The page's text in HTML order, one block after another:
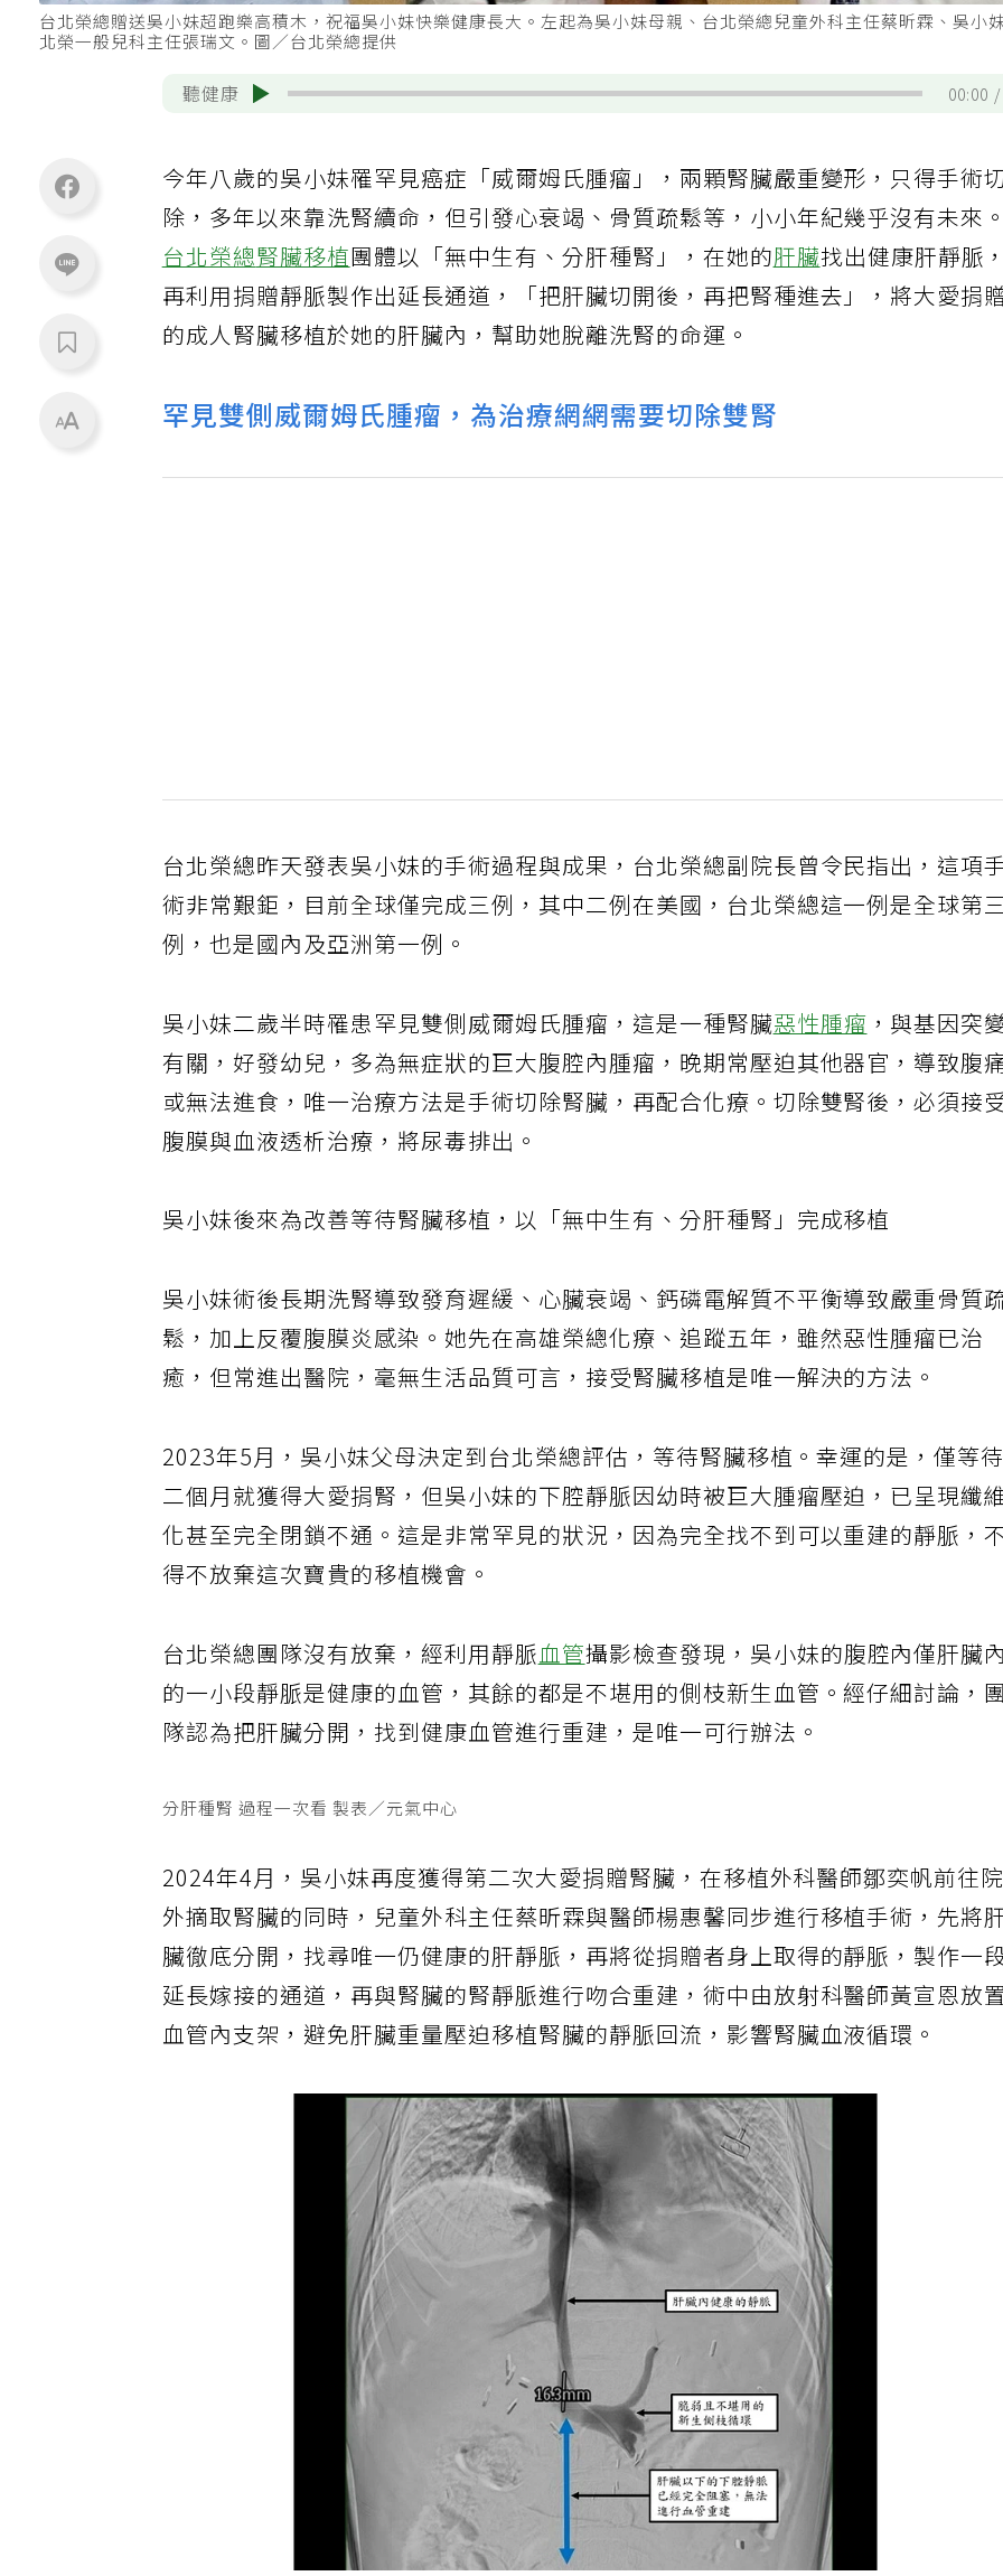
台北榮總贈送吳小妹超跑樂高積木，祝福吳小妹快樂健康長大。左起為吳小妹母親、台北榮總兒童外科主任蔡昕霖、吳小
北榮一般兒科主任張瑞文。圖／台北榮總提供
聽健康 00:00
今年八歲的吳小妹罹罕見癌症「威爾姆氏腫瘤」，兩顆腎臟嚴重變形，只得手術
除，多年以來靠洗腎續命，但引發心衰竭、骨質疏鬆等，小小年紀幾乎沒有未來
台北榮總腎臟移植團體以「無中生有、分肝種腎」，在她的肝臟找出健康肝靜脈
再利用捐贈靜脈製作出延長通道，「把肝臟切開後，再把腎種進去」，將大愛捐
的成人腎臟移植於她的肝臟內，幫助她脫離洗腎的命運。
罕見雙側威爾姆氏腫瘤，為治療網網需要切除雙腎
台北榮總昨天發表吳小妹的手術過程與成果，台北榮總副院長曾令民指出，這項
術非常艱鉅，目前全球僅完成三例，其中二例在美國，台北榮總這一例是全球第
例，也是國內及亞洲第一例。
吳小妹二歲半時罹患罕見雙側威爾姆氏腫瘤，這是一種腎臟惡性腫瘤 ，與基因突
有關，好發幼兒，多為無症狀的巨大腹腔內腫瘤，晚期常壓迫其他器官，導致腹
或無法進食，唯一治療方法是手術切除腎臟，再配合化療。切除雙腎後，必須接
腹膜與血液透析治療，將尿毒排出。
吳小妹後來為改善等待腎臟移植，以「無中生有、分肝種腎」完成移植
吳小妹術後長期洗腎導致發育遲緩、心臟衰竭、鈣磷電解質不平衡導致嚴重骨質
鬆，加上反覆腹膜炎感染。她先在高雄榮總化療、追蹤五年，雖然惡性腫瘤已治
癒，但常進出醫院，毫無生活品質可言，接受腎臟移植是唯一解決的方法。
2023年5月，吳小妹父母決定到台北榮總評估，等待腎臟移植。幸運的是，僅等
二個月就獲得大愛捐腎，但吳小妹的下腔靜脈因幼時被巨大腫瘤壓迫，已呈現纖
化甚至完全閉鎖不通。這是非常罕見的狀況，因為完全找不到可以重建的靜脈，
得不放棄這次寶貴的移植機會。
台北榮總團隊沒有放棄，經利用靜脈血管攝影檢查發現，吳小妹的腹腔內僅肝臟
的一小段靜脈是健康的血管，其餘的都是不堪用的側枝新生血管。經仔細討論，
隊認為把肝臟分開，找到健康血管進行重建，是唯一可行辦法。